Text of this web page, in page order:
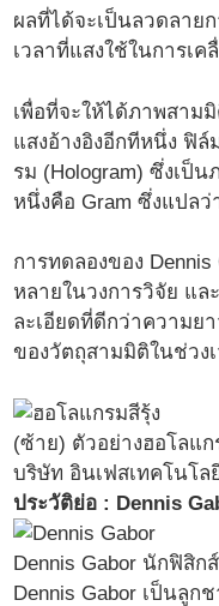
ผลที่ได้จะเป็นลวดลาย
เวลาที่แสงใช้ในการเ
เพื่อที่จะให้ได้ภาพสาม
แสงอ้างอิงอีกทีหนึ่ง ฟิ
รม (Hologram) ซึ่งเป็
หนึ่งคือ Gram ซึ่งแปล
การทดลองของ
หลายในวงการวิจัย แ
ละเอียดที่ดีกว่าความย
ของวัตถุสามมิติในช่วง
(ซ้าย) ตัวอย่างฮอโลแ
บริษัท อินเฟสเทคโนโล
ประวัติย่อ : Dennis
Dennis Gabor นักฟิสิ
Dennis Gabor เป็นลูก